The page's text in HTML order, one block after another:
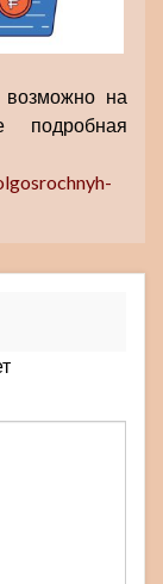
возможно на
подробная